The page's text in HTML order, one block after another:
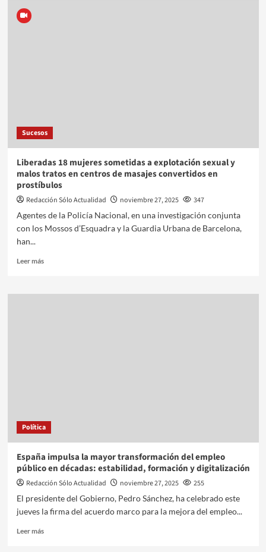
Sucesos
Liberadas 18 mujeres sometidas a explotación sexual y
malos tratos en centros de masajes convertidos en
prostíbulos
Redacción Sólo Actualidad noviembre 27, 2025
347
Agentes de la Policía Nacional, en una investigación conjunta
con los Mossos d’Esquadra y la Guardia Urbana de Barcelona,
han...
Leer más
Política
España impulsa la mayor transformación del empleo
público en décadas: estabilidad, formación y digitalización
Redacción Sólo Actualidad noviembre 27, 2025
255
El presidente del Gobierno, Pedro Sánchez, ha celebrado este
jueves la firma del acuerdo marco para la mejora del empleo...
Leer más